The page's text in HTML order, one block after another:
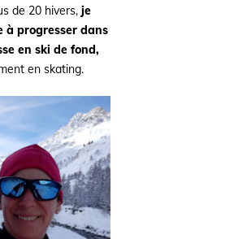
de 20 hivers, je
à progresser dans
en ski de fond,
en skating.